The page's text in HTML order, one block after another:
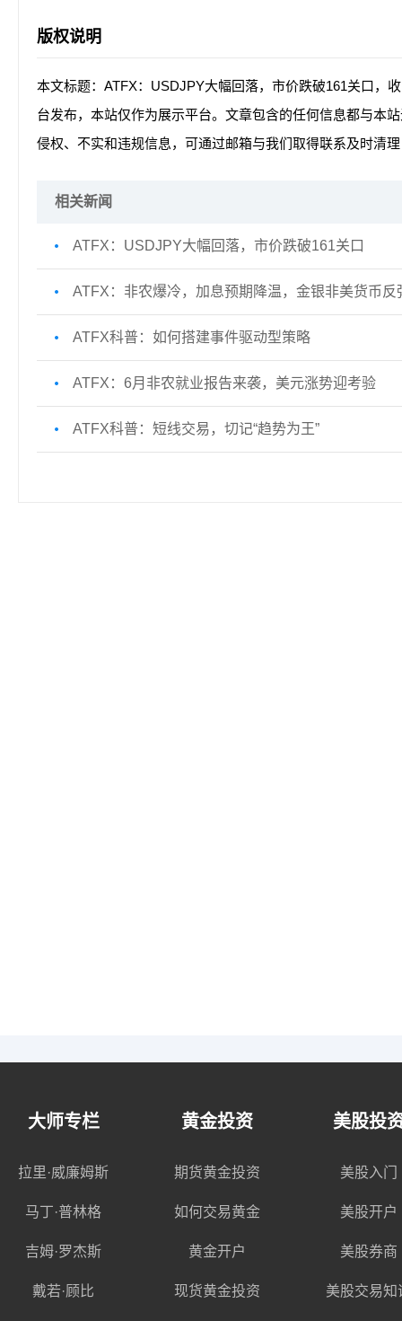
版权说明
本文标题：ATFX：USDJPY大幅回落，市价跌破161关口，
台发布，本站仅作为展示平台。文章包含的任何信息都与本
侵权、不实和违规信息，可通过邮箱与我们取得联系及时清
相关新闻
ATFX：USDJPY大幅回落，市价跌破161关口
ATFX：非农爆冷，加息预期降温，金银非美货币反
ATFX科普：如何搭建事件驱动型策略
ATFX：6月非农就业报告来袭，美元涨势迎考验
ATFX科普：短线交易，切记“趋势为王”
大师专栏
拉里·威廉姆斯
马丁·普林格
吉姆·罗杰斯
戴若·顾比
黄金投资
期货黄金投资
如何交易黄金
黄金开户
现货黄金投资
美股投
美股入门
美股开户
美股券商
美股交易知